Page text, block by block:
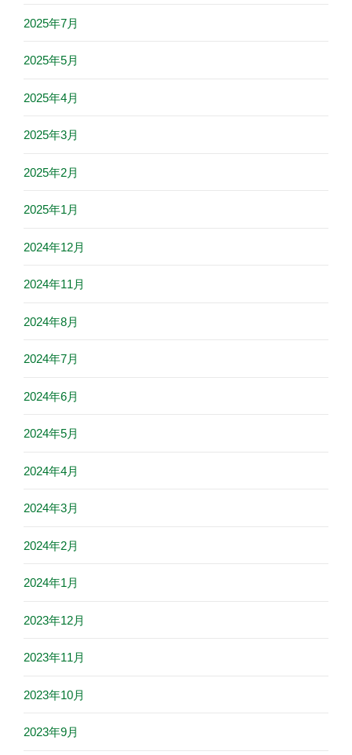
2025年7月
2025年5月
2025年4月
2025年3月
2025年2月
2025年1月
2024年12月
2024年11月
2024年8月
2024年7月
2024年6月
2024年5月
2024年4月
2024年3月
2024年2月
2024年1月
2023年12月
2023年11月
2023年10月
2023年9月